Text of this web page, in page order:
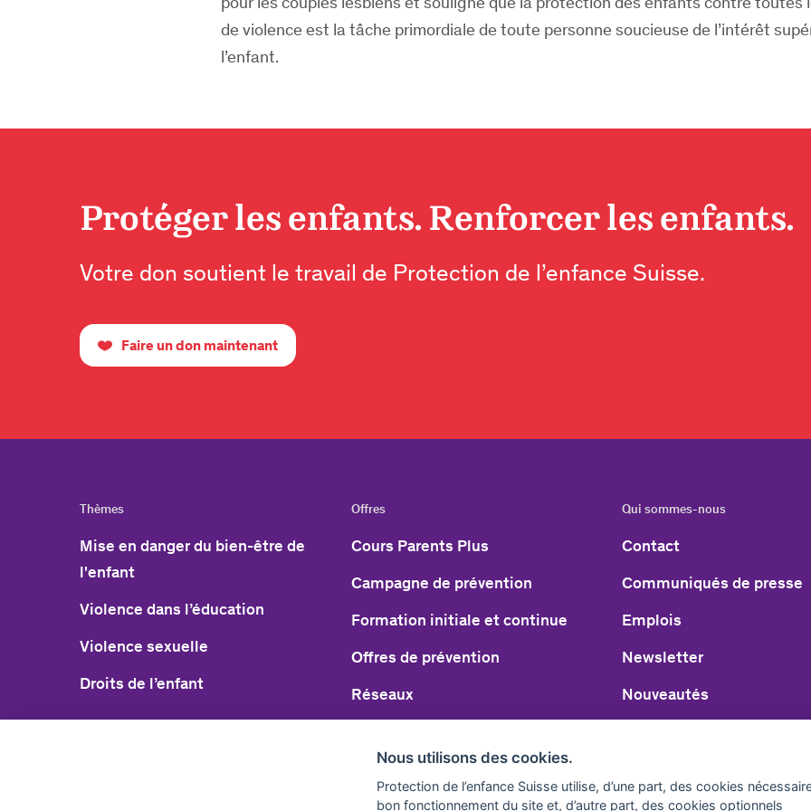
de violence est la tâche primordiale de toute personne soucieuse de l’intérêt
l’enfant.
Protéger les enfants. Renforcer les enfants.
Votre don soutient le travail de Protection de l’enfance Suisse.
Faire un don maintenant
Thèmes
Mise en danger du bien-être de
l'enfant
Violence dans l’éducation
Violence sexuelle
Droits de l’enfant
Offres
Cours Parents Plus
Campagne de prévention
Formation initiale et continue
Offres de prévention
Réseaux
Télécharger & commander
Qui sommes-nous
Contact
Communiqués de presse
Emplois
Newsletter
Nouveautés
Nous utilisons des cookies.
Protection de l’enfance Suisse utilise, d’une part, des cookies
bon fonctionnement du site et, d’autre part, des cookies optionnels